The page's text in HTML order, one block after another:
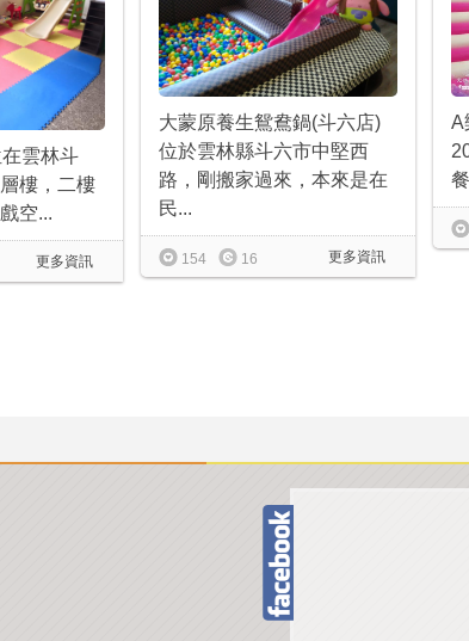
雲林斗
樓，二樓
空...
更多資訊
大蒙原養生鴛鴦鍋(斗六店)
位於雲林縣斗六市中堅西
路，剛搬家過來，本來是在
民...
更多資訊
154 16
A